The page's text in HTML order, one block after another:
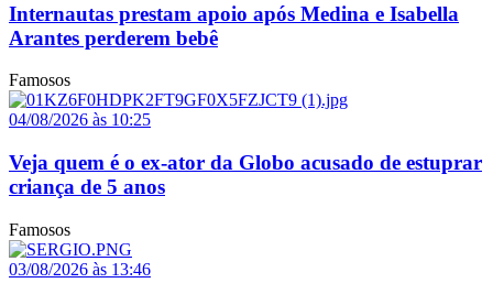
Internautas prestam apoio após Medina e Isabella
Arantes perderem bebê
Famosos
04/08/2026 às 10:25
Veja quem é o ex-ator da Globo acusado de estuprar
criança de 5 anos
Famosos
03/08/2026 às 13:46